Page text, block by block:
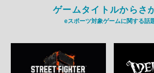
ゲームタイトルからさ
eスポーツ対象ゲームに関する話